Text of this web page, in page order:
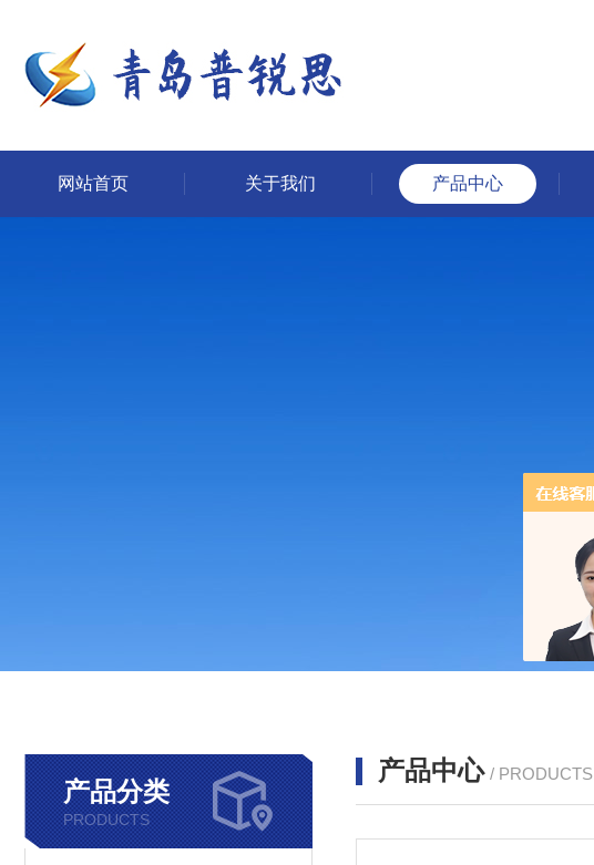
网站首页 关于我们 产品中心
产品分类
PRODUCTS
产品中心 / PRODUCTS